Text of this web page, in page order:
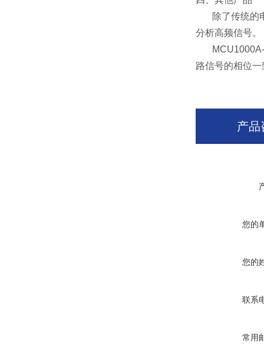
除了传统的电
分析高频信号。
MCU1000A-8
路信号的相位
产品
您的
您的
联系
常用